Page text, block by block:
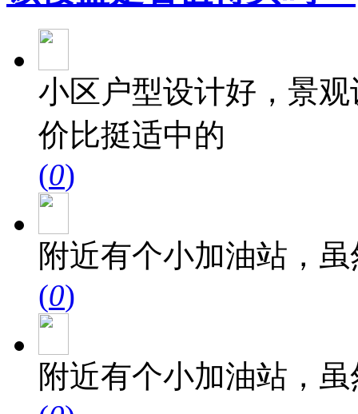
小区户型设计好，景
价比挺适中的
(0)
附近有个小加油站，
(0)
附近有个小加油站，